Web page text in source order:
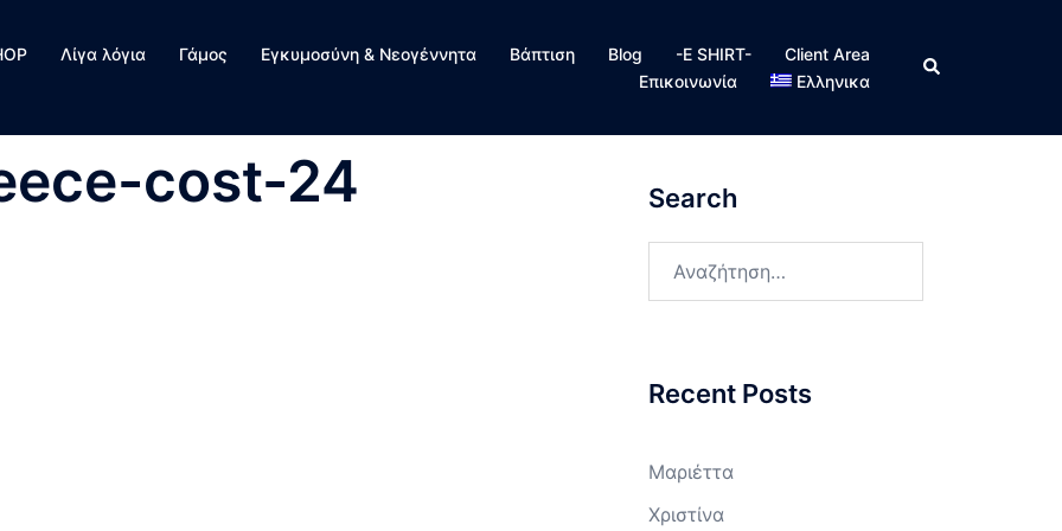
Λίγα λόγια Γάμος Εγκυμοσύνη & Νεογέννητα Βάπτιση Blog -E SHIRT-
Client Area
Επικοινωνία
Ελληνικα
Search
cost-24 Search
Recent Posts
Μαριέττα
Χριστίνα